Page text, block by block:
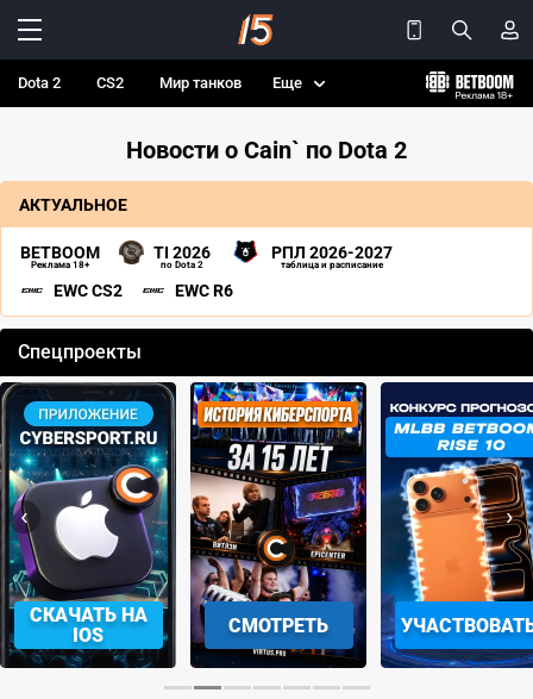
Dota 2 CS2 Мир танков Еще
Новости о Cain` по Dota 2
АКТУАЛЬНОЕ
BETBOOM
Реклама 18+
TI 2026
по Dota 2
РПЛ 2026-2027
таблица и расписание
EWC CS2 EWC R6
Спецпроекты
СКАЧАТЬ НА
IOS
СМОТРЕТЬ
‹ ›